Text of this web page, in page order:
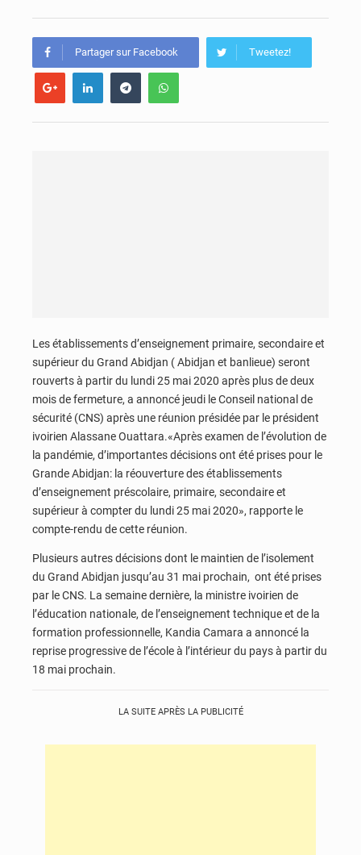
Partager sur Facebook Tweetez!
Les établissements d’enseignement primaire, secondaire et
supérieur du Grand Abidjan ( Abidjan et banlieue) seront
rouverts à partir du lundi 25 mai 2020 après plus de deux
mois de fermeture, a annoncé jeudi le Conseil national de
sécurité (CNS) après une réunion présidée par le président
ivoirien Alassane Ouattara.«Après examen de l’évolution de
la pandémie, d’importantes décisions ont été prises pour le
Grande Abidjan: la réouverture des établissements
d’enseignement préscolaire, primaire, secondaire et
supérieur à compter du lundi 25 mai 2020», rapporte le
compte-rendu de cette réunion.
Plusieurs autres décisions dont le maintien de l’isolement
du Grand Abidjan jusqu’au 31 mai prochain, ont été prises
par le CNS. La semaine dernière, la ministre ivoirien de
l’éducation nationale, de l’enseignement technique et de la
formation professionnelle, Kandia Camara a annoncé la
reprise progressive de l’école à l’intérieur du pays à partir du
18 mai prochain.
LA SUITE APRÈS LA PUBLICITÉ